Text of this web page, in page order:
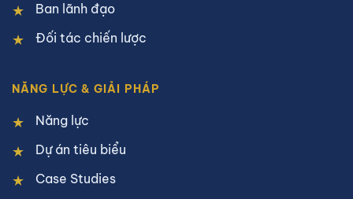
Ban lãnh đạo
Đối tác chiến lược
NĂNG LỰC & GIẢI PHÁP
Năng lực
Dự án tiêu biểu
Case Studies